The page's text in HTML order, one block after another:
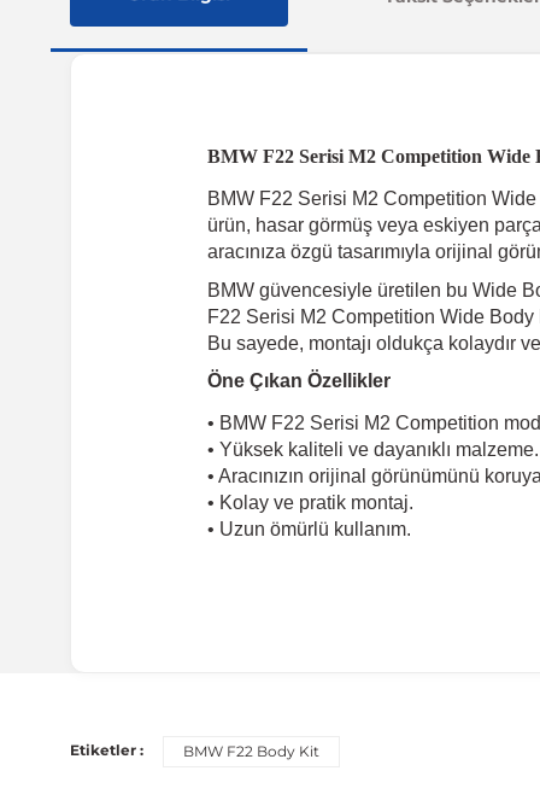
BMW F22 Serisi M2 Competition Wide
BMW F22 Serisi M2 Competition Wide
ürün, hasar görmüş veya eskiyen
aracınıza özgü tasarımıyla orijinal
BMW güvencesiyle üretilen bu Wide
F22 Serisi M2 Competition Wide
Bu sayede, montajı oldukça kolaydır
Öne Çıkan Özellikler
• BMW F22 Serisi M2 Competition
• Yüksek kaliteli ve dayanıklı malzeme.
• Aracınızın orijinal görünümünü
• Kolay ve pratik montaj.
• Uzun ömürlü kullanım.
Etiketler : BMW F22 Body Kit